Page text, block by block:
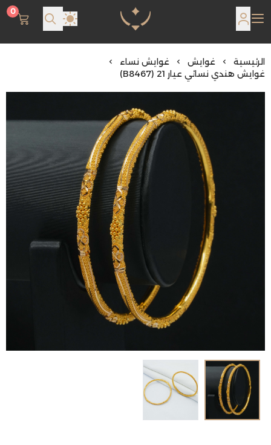
مجوهرات لمعة اللؤلؤة
0
الرئيسية غوايش
غوايش نساء
غوايش هندي نسائي عيار 21 (B8467)